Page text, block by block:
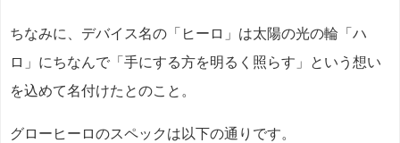
ちなみに、デバイス名の「ヒーロ」は太陽の光の輪「ハ
ロ」にちなんで「手にする方を明るく照らす」という想い
を込めて名付けたとのこと。
グローヒーロのスペックは以下の通りです。